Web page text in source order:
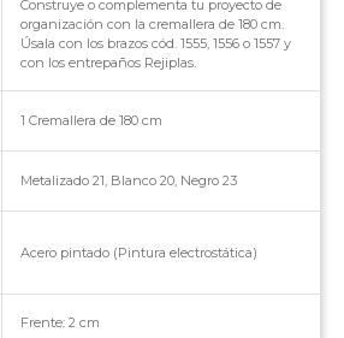
Construye o complementa tu proyecto de
organización con la cremallera de 180 cm.
Úsala con los brazos cód. 1555, 1556 o 1557 y
con los entrepaños Rejiplas.
1 Cremallera de 180 cm
Metalizado 21, Blanco 20, Negro 23
Acero pintado (Pintura electrostática)
Frente: 2 cm